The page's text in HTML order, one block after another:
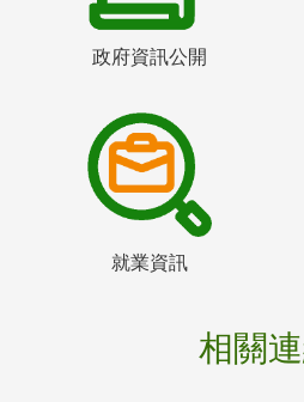
政府資訊公開
就業資訊
相關